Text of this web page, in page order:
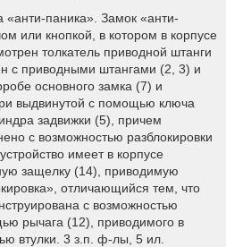
«анти-паника». Замок «анти-
или кнопкой, в котором в корпусе
толкатель приводной штанги
с приводными штангами (2, 3) и
основного замка (7) и
выдвинутой с помощью ключа
задвижки (5), причем
с возможностью разблокировки
имеет в корпусе
защелку (14), приводимую
отличающийся тем, что
с возможностью
рычага (12), приводимого в
втулки. 3 з.п. ф-лы, 5 ил.